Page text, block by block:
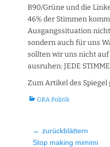
B90/Grüne und die
46% der Stimmen
Ausgangssituation
sondern auch für uns
sollten wir uns nicht
ausruhen: JEDE
Zum Artikel des Spiegel
Kategorien
GRA Politik
← zurückblättern
Vorheriger
Stop making mimimi